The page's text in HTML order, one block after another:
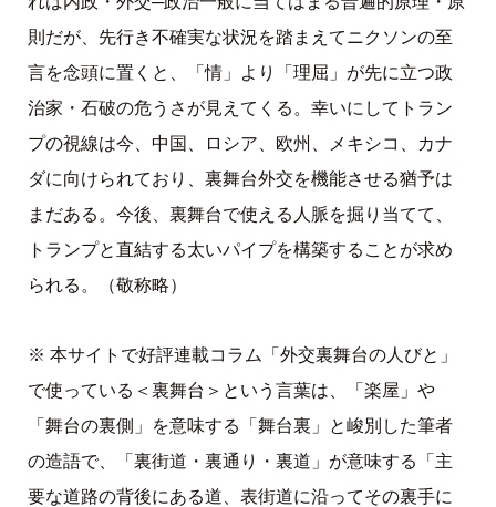
則だが、先行き不確実な状況を踏まえてニクソンの至
言を念頭に置くと、「情」より「理屈」が先に立つ政
治家・石破の危うさが見えてくる。幸いにしてトラン
プの視線は今、中国、ロシア、欧州、メキシコ、カナ
ダに向けられており、裏舞台外交を機能させる猶予は
まだある。今後、裏舞台で使える人脈を掘り当てて、
トランプと直結する太いパイプを構築することが求め
られる。（敬称略）
※ 本サイトで好評連載コラム「外交裏舞台の人びと」
で使っている＜裏舞台＞という言葉は、「楽屋」や
「舞台の裏側」を意味する「舞台裏」と峻別した筆者
の造語で、「裏街道・裏通り・裏道」が意味する「主
要な道路の背後にある道、表街道に沿ってその裏手に